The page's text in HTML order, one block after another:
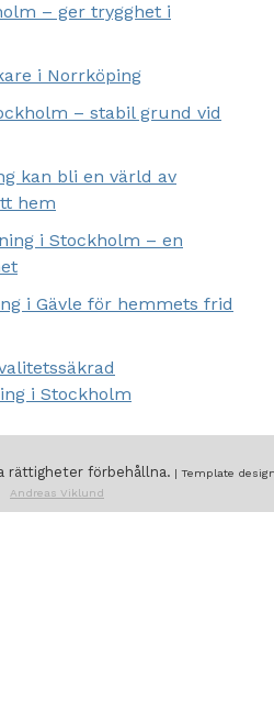
– ger trygghet i
i Norrköping
– stabil grund vid
kan bli en värld av
hem
i Stockholm – en
i Gävle för hemmets frid
i Stockholm
rättigheter förbehållna. | Template
Andreas Viklund